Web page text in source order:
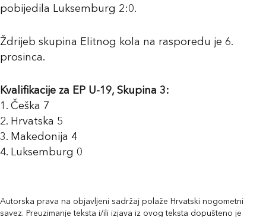
pobijedila Luksemburg 2:0.
Ždrijeb skupina Elitnog kola na rasporedu je 6.
prosinca.
Kvalifikacije za EP U-19, Skupina 3:
1. Češka 7
2. Hrvatska 5
3. Makedonija 4
4. Luksemburg 0
Autorska prava na objavljeni sadržaj polaže Hrvatski nogometni
savez. Preuzimanje teksta i/ili izjava iz ovog teksta dopušteno je